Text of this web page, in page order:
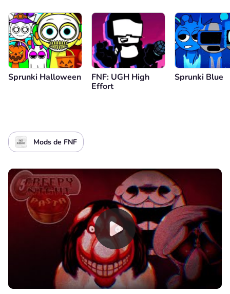
Sprunki Halloween
FNF: UGH High
Effort
Sprunki Blue
Mods de FNF